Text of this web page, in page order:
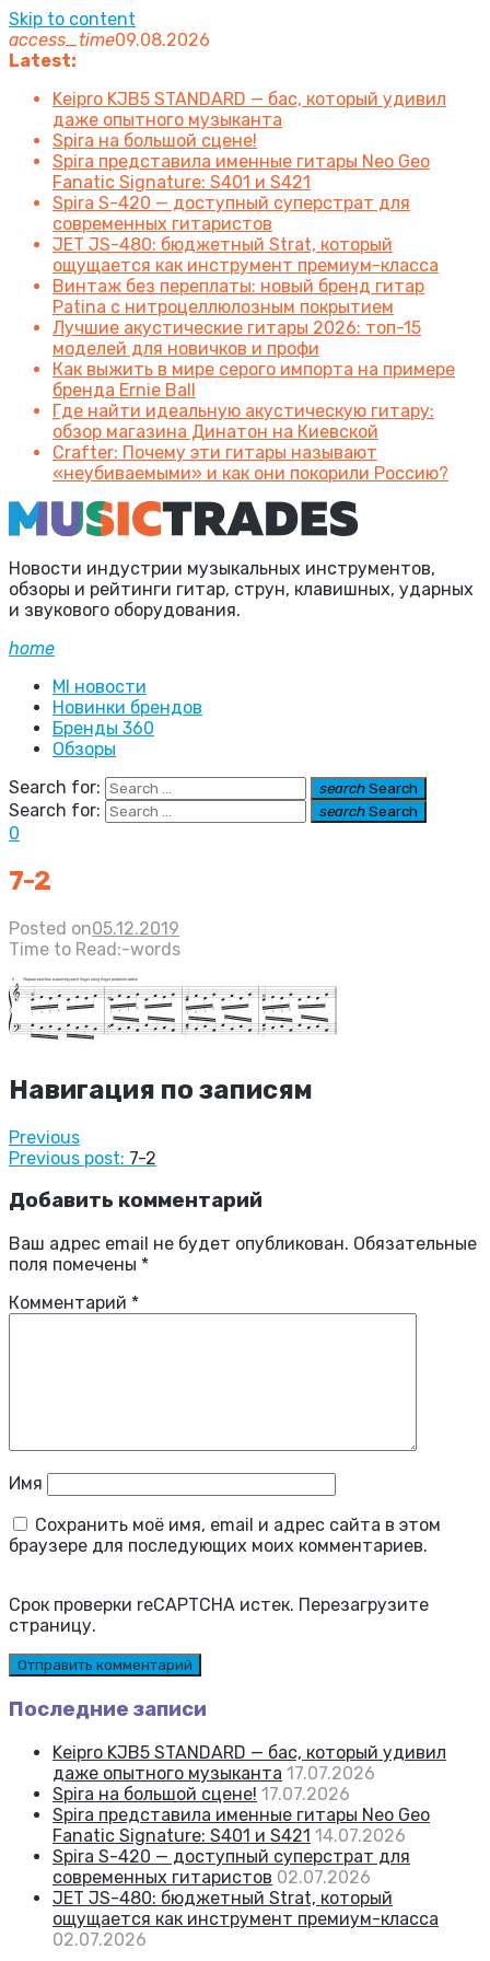
Skip to content
access_time09.08.2026
Latest:
Keipro KJB5 STANDARD — бас, который удивил
даже опытного музыканта
Spira на большой сцене!
Spira представила именные гитары Neo Geo
Fanatic Signature: S401 и S421
Spira S-420 — доступный суперстрат для
современных гитаристов
JET JS-480: бюджетный Strat, который
ощущается как инструмент премиум-класса
Винтаж без переплаты: новый бренд гитар
Patina с нитроцеллюлозным покрытием
Лучшие акустические гитары 2026: топ-15
моделей для новичков и профи
Как выжить в мире серого импорта на примере
бренда Ernie Ball
Где найти идеальную акустическую гитару:
обзор магазина Динатон на Киевской
Crafter: Почему эти гитары называют
«неубиваемыми» и как они покорили Россию?
Новости индустрии музыкальных инструментов,
обзоры и рейтинги гитар, струн, клавишных, ударных
и звукового оборудования.
home
MI новости
Новинки брендов
Бренды 360
Обзоры
Search for:
search Search
Search for: search Search
0
7-2
Posted on05.12.2019
Time to Read:-words
Навигация по записям
Previous
Previous post: 7-2
Добавить комментарий
Ваш адрес email не будет опубликован. Обязательные
поля помечены *
Комментарий *
Имя
Сохранить моё имя, email и адрес сайта в этом
браузере для последующих моих комментариев.
Срок проверки reCAPTCHA истек. Перезагрузите
страницу.
Последние записи
Keipro KJB5 STANDARD — бас, который удивил
даже опытного музыканта 17.07.2026
Spira на большой сцене! 17.07.2026
Spira представила именные гитары Neo Geo
Fanatic Signature: S401 и S421 14.07.2026
Spira S-420 — доступный суперстрат для
современных гитаристов 02.07.2026
JET JS-480: бюджетный Strat, который
ощущается как инструмент премиум-класса
02.07.2026